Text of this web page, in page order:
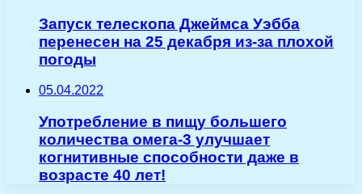
Запуск телескопа Джеймса Уэбба
перенесен на 25 декабря из-за плохой
погоды
05.04.2022
Употребление в пищу большего
количества омега-3 улучшает
когнитивные способности даже в
возрасте 40 лет!